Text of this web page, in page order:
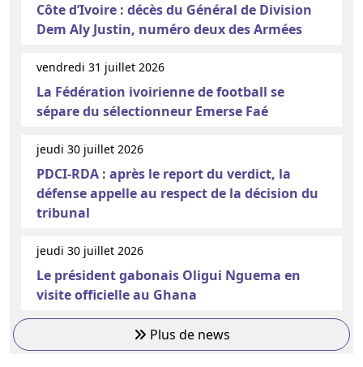
Côte d’Ivoire : décès du Général de Division
Dem Aly Justin, numéro deux des Armées
vendredi 31 juillet 2026
La Fédération ivoirienne de football se
sépare du sélectionneur Emerse Faé
jeudi 30 juillet 2026
PDCI-RDA : après le report du verdict, la
défense appelle au respect de la décision du
tribunal
jeudi 30 juillet 2026
Le président gabonais Oligui Nguema en
visite officielle au Ghana
Plus de news